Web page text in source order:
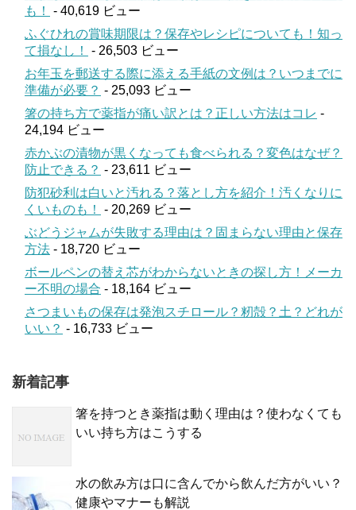
も！
- 40,619 ビュー
ふぐひれの賞味期限は？保存やレシピについても！知っ
て損なし！
- 26,503 ビュー
お年玉を郵送する際に添える手紙の文例は？いつまでに
準備が必要？ - 25,093 ビュー
箸の持ち方で薬指が痛い訳とは？正しい方法はコレ -
24,194 ビュー
赤かぶの漬物が黒くなっても食べられる？変色はなぜ？
防止できる？ - 23,611 ビュー
防犯砂利は白いと汚れる？落とし方を紹介！汚くなりに
くいものも！
- 20,269 ビュー
ぶどうジャムが失敗する理由は？固まらない理由と保存
方法 - 18,720 ビュー
ボールペンの替え芯がわからないときの探し方！メーカ
ー不明の場合 - 18,164 ビュー
さつまいもの保存は発泡スチロール？籾殻？土？どれが
いい？ - 16,733 ビュー
新着記事
箸を持つとき薬指は動く理由は？使わなくても
いい持ち方はこうする
水の飲み方は口に含んでから飲んだ方がいい？
健康やマナーも解説